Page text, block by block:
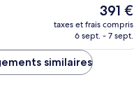
Le
nouveau
prix
391 €
taxes et frais compris
6 sept. - 7 sept.
similaires